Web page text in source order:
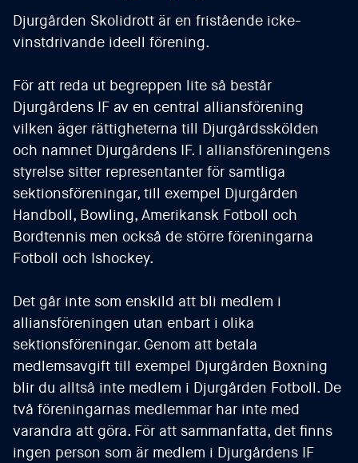
Djurgården Skolidrott är en fristående icke-
vinstdrivande ideell förening.
För att reda ut begreppen lite så består
Djurgårdens IF av en central alliansförening
vilken äger rättigheterna till Djurgårdsskölden
och namnet Djurgårdens IF. I alliansföreningens
styrelse sitter representanter för samtliga
sektionsföreningar, till exempel Djurgården
Handboll, Bowling, Amerikansk Fotboll och
Bordtennis men också de större föreningarna
Fotboll och Ishockey.
Det går inte som enskild att bli medlem i
alliansföreningen utan enbart i olika
sektionsföreningar. Genom att betala
medlemsavgift till exempel Djurgården Boxning
blir du alltså inte medlem i Djurgården Fotboll. De
två föreningarnas medlemmar har inte med
varandra att göra. För att sammanfatta, det finns
ingen person som är medlem i Djurgårdens IF